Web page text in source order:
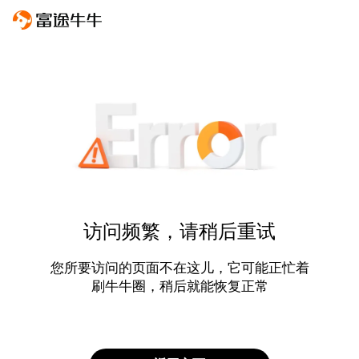
访问频繁，请稍后重试
您所要访问的页面不在这儿，它可能正忙着
刷牛牛圈，稍后就能恢复正常